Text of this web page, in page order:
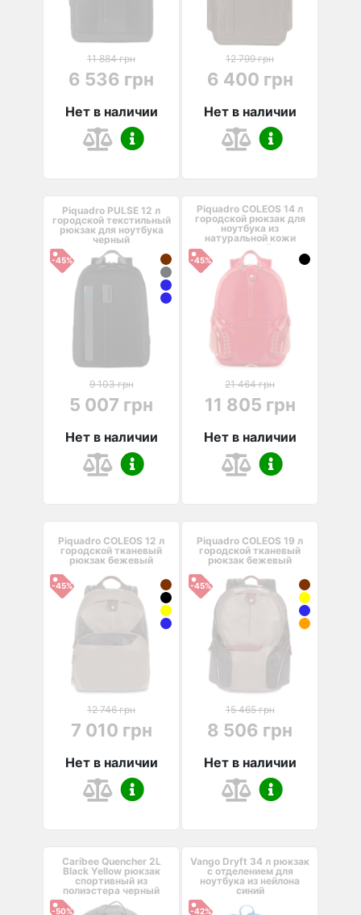
11 884 грн
6 536 грн
Нет в наличии
12 799 грн
6 400 грн
Нет в наличии
Piquadro PULSE 12 л
городской текстильный
рюкзак для ноутбука
черный
-45%
9 103 грн
5 007 грн
Нет в наличии
Piquadro COLEOS 14 л
городской рюкзак для
ноутбука из
натуральной кожи
красный
-45%
21 464 грн
11 805 грн
Нет в наличии
Piquadro COLEOS 12 л
городской тканевый
рюкзак бежевый
-45%
12 746 грн
7 010 грн
Нет в наличии
Piquadro COLEOS 19 л
городской тканевый
рюкзак бежевый
-45%
15 465 грн
8 506 грн
Нет в наличии
Caribee Quencher 2L
Black Yellow рюкзак
спортивный из
полиэстера черный
-50%
Vango Dryft 34 л рюкзак
с отделением для
ноутбука из нейлона
синий
-42%